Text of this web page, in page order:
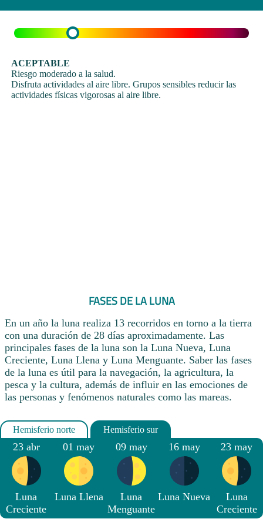
ACEPTABLE
Riesgo moderado a la salud.
Disfruta actividades al aire libre. Grupos sensibles reducir las
actividades físicas vigorosas al aire libre.
FASES DE LA LUNA
En un año la luna realiza 13 recorridos en torno a la tierra
con una duración de 28 días aproximadamente. Las
principales fases de la luna son la Luna Nueva, Luna
Creciente, Luna Llena y Luna Menguante. Saber las fases
de la luna es útil para la navegación, la agricultura, la
pesca y la cultura, además de influir en las emociones de
las personas y fenómenos naturales como las mareas.
23 abr
Luna
Creciente
01 may
Luna Llena
09 may
Luna
Menguante
16 may
Luna Nueva
23 may
Luna
Creciente